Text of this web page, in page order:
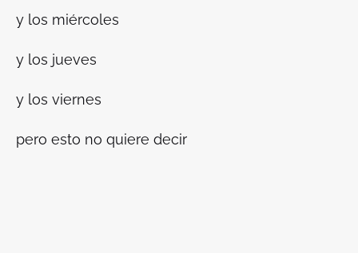
y los miércoles
y los jueves
y los viernes
pero esto no quiere decir